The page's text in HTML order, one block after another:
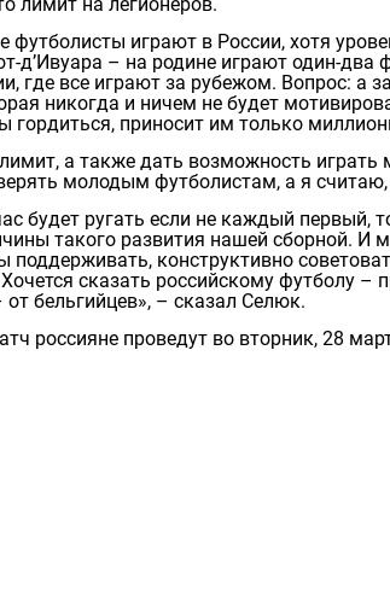
играют в России, хотя
д’Ивуара – на родине играют один-два
где все играют за рубежом. Вопрос: а
никогда и ничем не будет
приносит им только
а также дать возможность
молодым футболистам, а я
будет ругать если не каждый первый,
такого развития нашей сборной. И
поддерживать, конструктивно
сказать российскому футболу –
бельгийцев», – сказал Селюк.
россияне проведут во вторник, 28